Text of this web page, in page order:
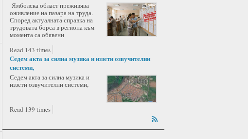
Ямболска област преживява
оживление на пазара на труда.
Според актуалната справка на
трудовата борса в региона към
момента са обявени
Read 143 times
Седем акта за силна музика и иззети озвучителни
системи,
Седем акта за силна музика и
иззети озвучителни системи,
Read 139 times